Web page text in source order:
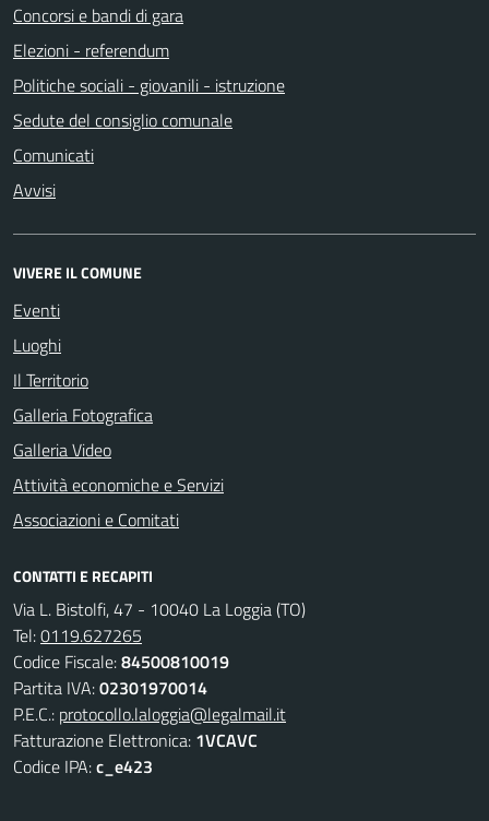
Concorsi e bandi di gara
Elezioni - referendum
Politiche sociali - giovanili - istruzione
Sedute del consiglio comunale
Comunicati
Avvisi
VIVERE IL COMUNE
Eventi
Luoghi
Il Territorio
Galleria Fotografica
Galleria Video
Attività economiche e Servizi
Associazioni e Comitati
CONTATTI E RECAPITI
Via L. Bistolfi, 47 - 10040 La Loggia (TO)
Tel:0119.627265
Codice Fiscale:84500810019
Partita IVA:02301970014
P.E.C.: protocollo.laloggia@legalmail.it
Fatturazione Elettronica: 1VCAVC
Codice IPA:c_e423